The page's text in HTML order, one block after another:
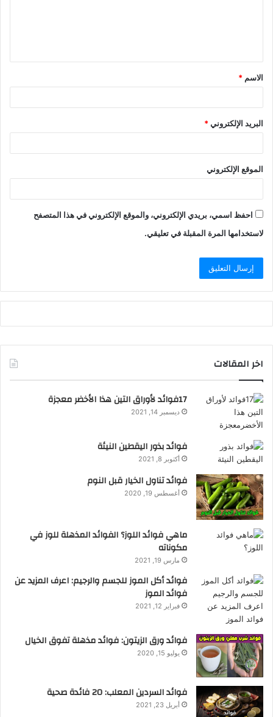
ق
*
الاسم *
البريد الإلكتروني*
الموقع الإلكتروني
احفظ اسمي، بريدي الإلكتروني، والموقع الإلكتروني في هذا المتصفح
لاستخدامها المرة المقبلة في تعليقي.
t
e
r
n
a
t
v
:
اخر المقالات
17فوائد لأوراق التين هذا الأخضر معجزة
ديسمبر 14, 2021
فوائد بذور اليقطين النيئة
أكتوبر 8, 2021
فوائد تناول الخيار قبل النوم
أغسطس 19, 2020
ماهي فوائد اللوز؟ الفوائد المذهلة للوز في
مكوناته
مارس 19, 2021
فوائد أكل الموز للجسم والرجيم: اعرف المزيد عن
فوائد الموز
فبراير 12, 2021
فوائد ورق الزيتون: فوائد مذهلة تفوق الخيال
يوليو 15, 2020
فوائد السردين المعلب: 20 فائدة صحية
أبريل 23, 2021